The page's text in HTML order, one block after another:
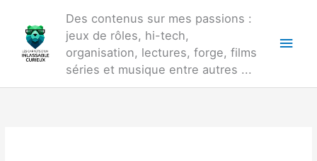
contenu
Des contenus sur mes passions :
jeux de rôles, hi-tech,
organisation, lectures, forge, films
séries et musique entre autres ...